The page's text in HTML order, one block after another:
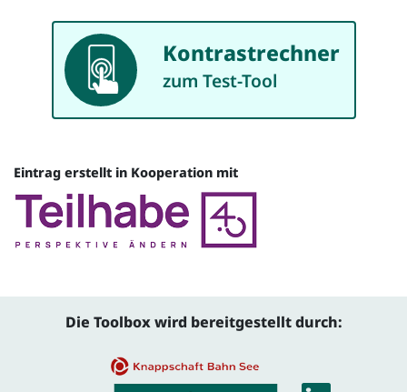
App Kontrastrechner
zum Test-Tool
Quelle
Eintrag erstellt in Kooperation mit
Die Toolbox wird bereitgestellt durch: